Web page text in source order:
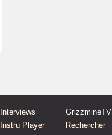
Interviews
Instru Player
GrizzmineTV
Rechercher